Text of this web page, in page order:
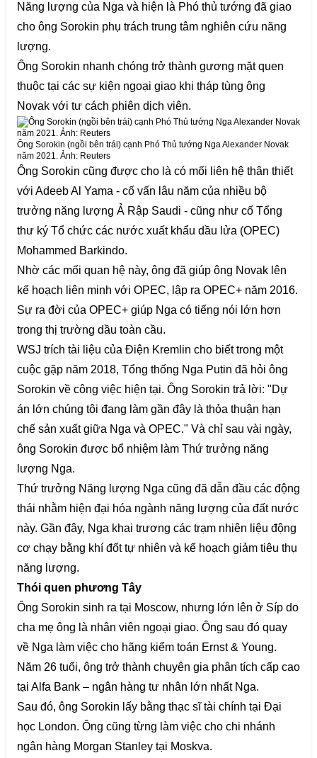
Năng lượng của Nga và hiện là Phó thủ tướng đã giao
cho ông Sorokin phụ trách trung tâm nghiên cứu năng
lượng.
Ông Sorokin nhanh chóng trở thành gương mặt quen
thuộc tại các sự kiện ngoại giao khi tháp tùng ông
Novak với tư cách phiên dịch viên.
Ông Sorokin (ngồi bên trái) cạnh Phó Thủ tướng Nga Alexander Novak
năm 2021. Ảnh: Reuters
Ông Sorokin cũng được cho là có mối liên hệ thân thiết
với Adeeb Al Yama - cố vấn lâu năm của nhiều bộ
trưởng năng lượng Ả Rập Saudi - cũng như cố Tổng
thư ký Tổ chức các nước xuất khẩu dầu lửa (OPEC)
Mohammed Barkindo.
Nhờ các mối quan hệ này, ông đã giúp ông Novak lên
kế hoạch liên minh với OPEC, lập ra OPEC+ năm 2016.
Sự ra đời của OPEC+ giúp Nga có tiếng nói lớn hơn
trong thị trường dầu toàn cầu.
WSJ trích tài liệu của Điện Kremlin cho biết trong một
cuộc gặp năm 2018, Tổng thống Nga Putin đã hỏi ông
Sorokin về công việc hiện tại. Ông Sorokin trả lời: "Dự
án lớn chúng tôi đang làm gần đây là thỏa thuận hạn
chế sản xuất giữa Nga và OPEC." Và chỉ sau vài ngày,
ông Sorokin được bổ nhiệm làm Thứ trưởng năng
lượng Nga.
Thứ trưởng Năng lượng Nga cũng đã dẫn đầu các động
thái nhằm hiện đại hóa ngành năng lượng của đất nước
này. Gần đây, Nga khai trương các trạm nhiên liệu động
cơ chạy bằng khí đốt tự nhiên và kế hoạch giảm tiêu thụ
năng lượng.
Thói quen phương Tây
Ông Sorokin sinh ra tại Moscow, nhưng lớn lên ở Síp do
cha mẹ ông là nhân viên ngoại giao. Ông sau đó quay
về Nga làm việc cho hãng kiểm toán Ernst & Young.
Năm 26 tuổi, ông trở thành chuyên gia phân tích cấp cao
tại Alfa Bank – ngân hàng tư nhân lớn nhất Nga.
Sau đó, ông Sorokin lấy bằng thạc sĩ tài chính tại Đại
học London. Ông cũng từng làm việc cho chi nhánh
ngân hàng Morgan Stanley tại Moskva.